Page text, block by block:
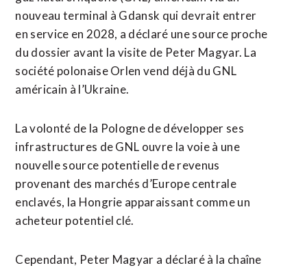
nouveau terminal à Gdansk qui devrait ​entrer
en service en 2028, a déclaré une source proche
du dossier avant la visite de Peter Magyar. La
société polonaise Orlen vend déjà ‌du GNL
américain à ​l’Ukraine.
La volonté de la Pologne de développer ses
infrastructures de GNL ouvre la voie à une
nouvelle source potentielle ​de revenus
provenant des marchés d’Europe centrale
enclavés, la Hongrie apparaissant comme un
acheteur potentiel clé.
Cependant, Peter Magyar a déclaré à la chaîne